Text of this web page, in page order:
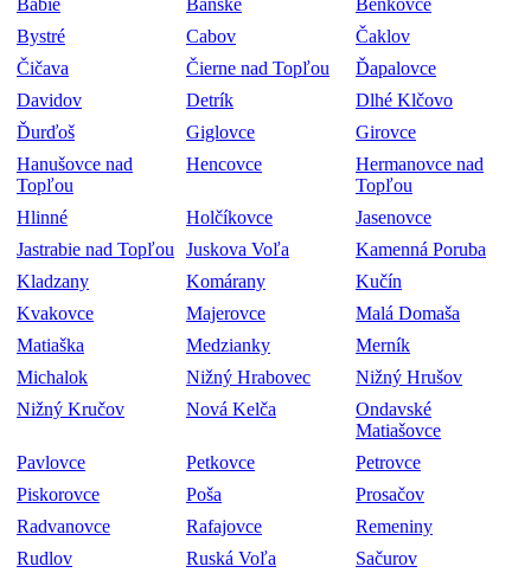
Babie Banské
Benkovce
Bystré
Cabov
Čaklov
Čičava
Čierne nad Topľou
Ďapalovce
Davidov
Detrík
Dlhé Klčovo
Ďurďoš
Giglovce
Girovce
Hanušovce nad
Topľou
Hencovce
Hermanovce nad
Topľou
Hlinné
Holčíkovce
Jasenovce
Jastrabie nad Topľou
Juskova Voľa
Kamenná Poruba
Kladzany
Komárany
Kučín
Kvakovce
Majerovce
Malá Domaša
Matiaška
Medzianky
Merník
Michalok
Nižný Hrabovec
Nižný Hrušov
Nižný Kručov
Nová Kelča
Ondavské
Matiašovce
Pavlovce
Petkovce
Petrovce
Piskorovce
Poša
Prosačov
Radvanovce
Rafajovce
Remeniny
Rudlov
Ruská Voľa
Sačurov